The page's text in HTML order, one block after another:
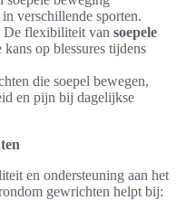
verschillende sporten.
De flexibiliteit van soepele
op blessures tijdens
die soepel bewegen,
en pijn bij dagelijkse
en ondersteuning aan het
gewrichten helpt bij: